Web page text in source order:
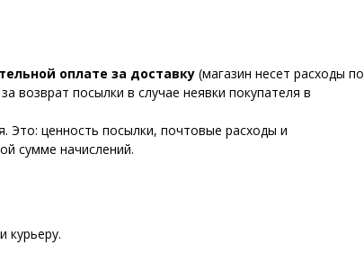
оплате за доставку (магазин несет расходы по
возврат посылки в случае неявки покупателя в
Это: ценность посылки, почтовые расходы и
сумме начислений.
курьеру.